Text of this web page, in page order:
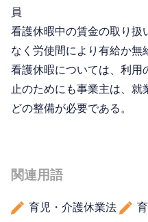
員
看護休暇中の賃金の取り扱
なく労使間により有給か無
看護休暇については、利用
止のためにも事業主は、
どの整備が必要である。
関連用語
育児・介護休業法